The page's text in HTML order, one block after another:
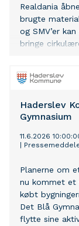
Realdania
brugte
og SMV’er
bringe
Haderslev
Gymnasium
11.6.2026
Planerne om
nu kommet et
købt
Det Blå
flytte sine